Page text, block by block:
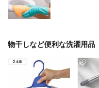
物干しなど便利な洗濯用品